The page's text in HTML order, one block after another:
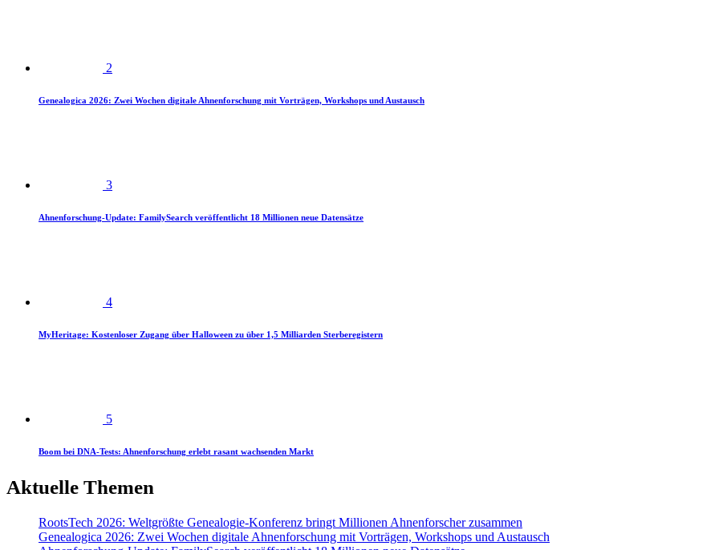
2
Genealogica 2026: Zwei Wochen digitale Ahnenforschung mit Vorträgen, Workshops und Austausch
3
Ahnenforschung-Update: FamilySearch veröffentlicht 18 Millionen neue Datensätze
4
MyHeritage: Kostenloser Zugang über Halloween zu über 1,5 Milliarden Sterberegistern
5
Boom bei DNA-Tests: Ahnenforschung erlebt rasant wachsenden Markt
Aktuelle Themen
RootsTech 2026: Weltgrößte Genealogie-Konferenz bringt Millionen Ahnenforscher zusammen
Genealogica 2026: Zwei Wochen digitale Ahnenforschung mit Vorträgen, Workshops und Austausch